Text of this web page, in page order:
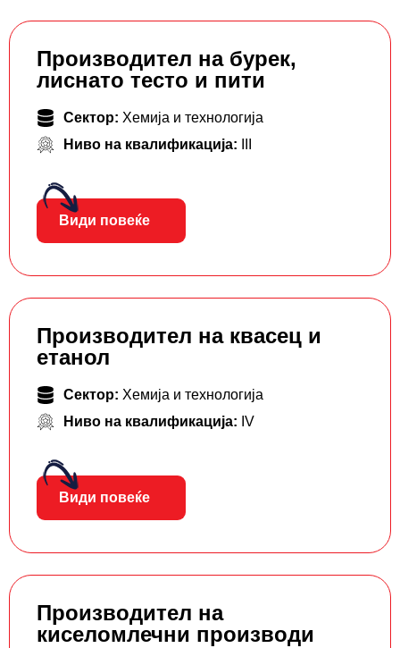
Производител на бурек,
лиснато тесто и пити
Сектор: Хемија и технологија
Ниво на квалификација:
Види повеќе
Производител на квасец и
етанол
Сектор: Хемија и технологија
Ниво на квалификација: IV
Види повеќе
Производител на
киселомлечни производи